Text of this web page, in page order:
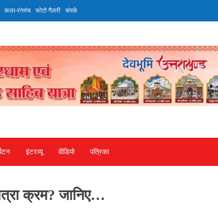
कला-रंगमंच फोटो गैलरी संपर्क
इंटरव्‍यू वीडियो पत्रिका
क्रम? जानिए…